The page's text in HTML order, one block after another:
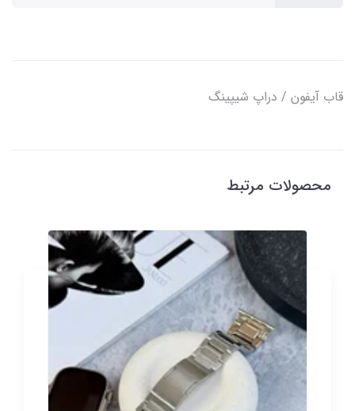
قاب آیفون / دراپ شیپینگ
محصولات مرتبط